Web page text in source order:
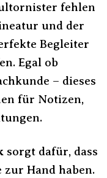
fehlen
und der
Begleiter
Egal ob
– dieses
für Notizen,
sorgt dafür, dass
Hand haben.